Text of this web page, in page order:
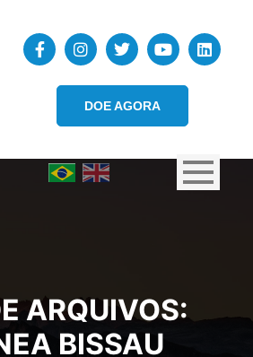
DOE AGORA
ARQUIVOS:
BISSAU